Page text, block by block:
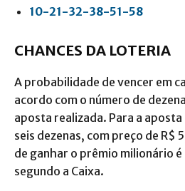
10-21-32-38-51-58
CHANCES DA LOTERIA
A probabilidade de vencer em
acordo com o número de
aposta realizada. Para a
seis dezenas, com preço de R$
de ganhar o prêmio milionário
segundo a Caixa.